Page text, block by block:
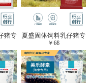
猪专
夏盛固体饲料乳仔猪专
用复合酶SFG-0932
￥68